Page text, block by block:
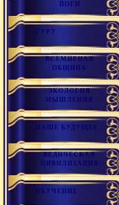
ЙОГИ
ГУРУ
ВСЕМИРНАЯ
ОБЩИНА
ЭКОЛОГИЯ
МЫШЛЕНИЯ
НАШЕ БУДУЩЕЕ
ВЕДИЧЕСКАЯ
ЦИВИЛИЗАЦИЯ
ОБУЧЕНИЕ